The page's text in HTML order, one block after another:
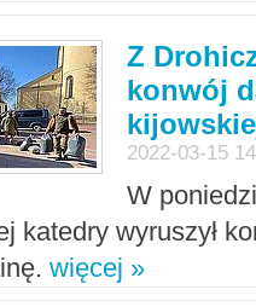
Z
konwój
2022-03-15
W
katedry wyruszył
więcej »